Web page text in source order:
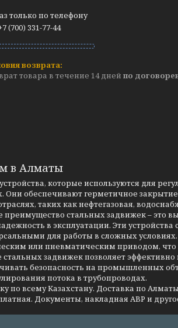
только по телефону
(700) 331-77-44
товара в течение 14 дней по
в Алматы
которые используются для
Они обеспечивают герметичное
таких как нефтегазовая,
стальных задвижек – это
в эксплуатации. Эти
для работы в сложных
или пневматическим приводом,
задвижек позволяет эффективно
безопасность на промышленных
потока в трубопроводах.
по всему Казахстану. Доставка по
Документы, накладная АВР и